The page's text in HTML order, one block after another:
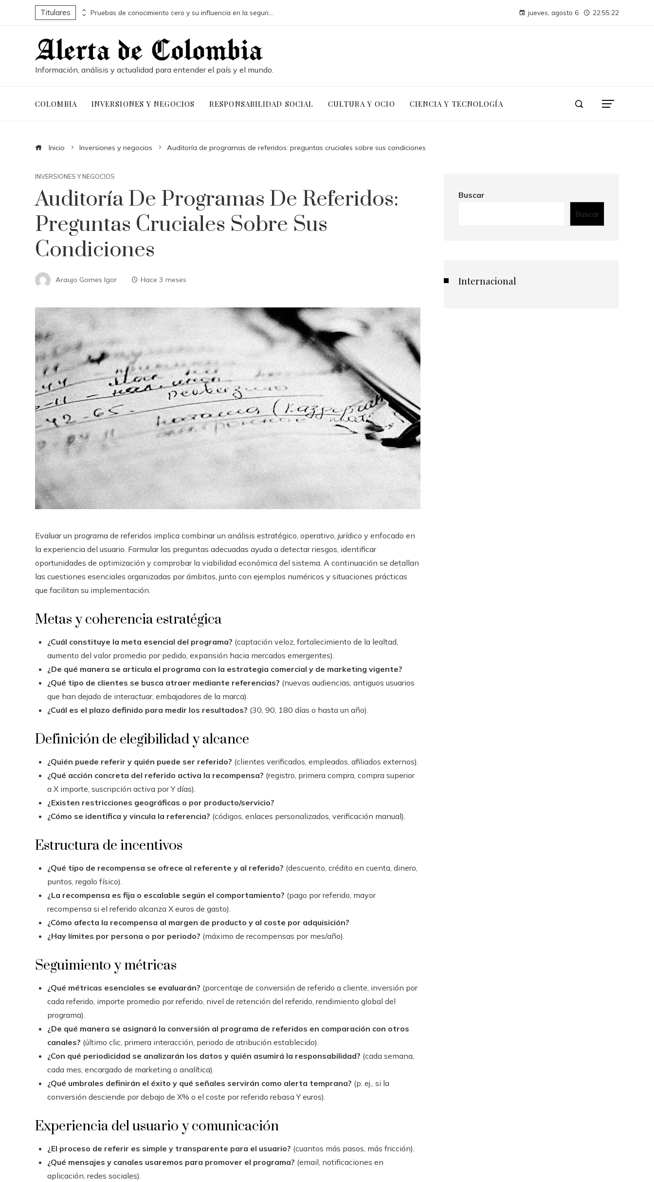
Titulares Conservación marina y desarrollo económico a través de la economía azul en Belice jueves, agosto 6 22:55:23
Información, análisis y actualidad para entender el país y el mundo.
COLOMBIA INVERSIONES Y NEGOCIOS RESPONSABILIDAD SOCIAL CULTURA Y OCIO CIENCIA Y TECNOLOGÍA
Inicio Inversiones y negocios Auditoría de programas de referidos: preguntas cruciales sobre sus condiciones
INVERSIONES Y NEGOCIOS
Auditoría De Programas De Referidos:
Preguntas Cruciales Sobre Sus
Condiciones
Araujo Gomes Igor Hace 3 meses
Evaluar un programa de referidos implica combinar un análisis estratégico, operativo, jurídico y enfocado en
la experiencia del usuario. Formular las preguntas adecuadas ayuda a detectar riesgos, identificar
oportunidades de optimización y comprobar la viabilidad económica del sistema. A continuación se detallan
las cuestiones esenciales organizadas por ámbitos, junto con ejemplos numéricos y situaciones prácticas
que facilitan su implementación.
Metas y coherencia estratégica
¿Cuál constituye la meta esencial del programa? (captación veloz, fortalecimiento de la lealtad,
aumento del valor promedio por pedido, expansión hacia mercados emergentes).
¿De qué manera se articula el programa con la estrategia comercial y de marketing vigente?
¿Qué tipo de clientes se busca atraer mediante referencias? (nuevas audiencias, antiguos usuarios
que han dejado de interactuar, embajadores de la marca).
¿Cuál es el plazo definido para medir los resultados? (30, 90, 180 días o hasta un año).
Definición de elegibilidad y alcance
¿Quién puede referir y quién puede ser referido? (clientes verificados, empleados, afiliados externos).
¿Qué acción concreta del referido activa la recompensa? (registro, primera compra, compra superior
a X importe, suscripción activa por Y días).
¿Existen restricciones geográficas o por producto/servicio?
¿Cómo se identifica y vincula la referencia? (códigos, enlaces personalizados, verificación manual).
Estructura de incentivos
¿Qué tipo de recompensa se ofrece al referente y al referido? (descuento, crédito en cuenta, dinero,
puntos, regalo físico).
¿La recompensa es fija o escalable según el comportamiento? (pago por referido, mayor
recompensa si el referido alcanza X euros de gasto).
¿Cómo afecta la recompensa al margen de producto y al coste por adquisición?
¿Hay límites por persona o por periodo? (máximo de recompensas por mes/año).
Seguimiento y métricas
¿Qué métricas esenciales se evaluarán? (porcentaje de conversión de referido a cliente, inversión por
cada referido, importe promedio por referido, nivel de retención del referido, rendimiento global del
programa).
¿De qué manera se asignará la conversión al programa de referidos en comparación con otros
canales? (último clic, primera interacción, periodo de atribución establecido).
¿Con qué periodicidad se analizarán los datos y quién asumirá la responsabilidad? (cada semana,
cada mes; encargado de marketing o analítica).
¿Qué umbrales definirán el éxito y qué señales servirán como alerta temprana? (p. ej., si la
conversión desciende por debajo de X% o el coste por referido rebasa Y euros).
Experiencia del usuario y comunicación
¿El proceso de referir es simple y transparente para el usuario? (cuantos más pasos, más fricción).
¿Qué mensajes y canales usaremos para promover el programa? (email, notificaciones en
aplicación, redes sociales).
Buscar
Buscar
Internacional